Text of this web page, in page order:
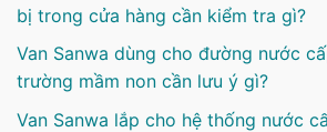
bị trong cửa hàng cần kiểm tra gì?
Van Sanwa dùng cho đường nước
trường mầm non cần lưu ý gì?
Van Sanwa lắp cho hệ thống nước